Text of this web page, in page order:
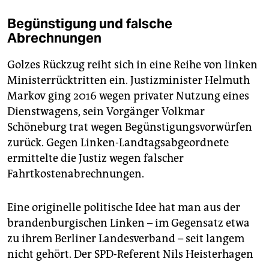
Begünstigung und falsche
Abrechnungen
Golzes Rückzug reiht sich in eine Reihe von linken
Ministerrücktritten ein. Justizminister Helmuth
Markov ging 2016 wegen privater Nutzung eines
Dienstwagens, sein Vorgänger Volkmar
Schöneburg trat wegen Begünstigungsvorwürfen
zurück. Gegen Linken-Landtagsabgeordnete
ermittelte die Justiz wegen falscher
Fahrtkostenabrechnungen.
Eine originelle politische Idee hat man aus der
brandenburgischen Linken – im Gegensatz etwa
zu ihrem Berliner Landesverband – seit langem
nicht gehört. Der SPD-Referent Nils Heisterhagen